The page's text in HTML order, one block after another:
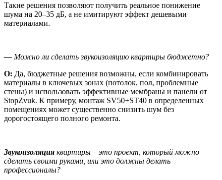
Такие решения позволяют получить реальное понижение
шума на 20–35 дБ, а не имитируют эффект дешевыми
материалами.
— Можно ли сделать звукоизоляцию квартиры бюджетно?
О: Да, бюджетные решения возможны, если комбинировать
материалы в ключевых зонах (потолок, пол, проблемные
стены) и использовать эффективные мембраны и панели от
StopZvuk. К примеру, монтаж SV50+ST40 в определенных
помещениях может существенно снизить шум без
дорогостоящего полного ремонта.
Звукоизоляция квартиры – это проект, который можно
сделать своими руками, или это должны делать
профессионалы?